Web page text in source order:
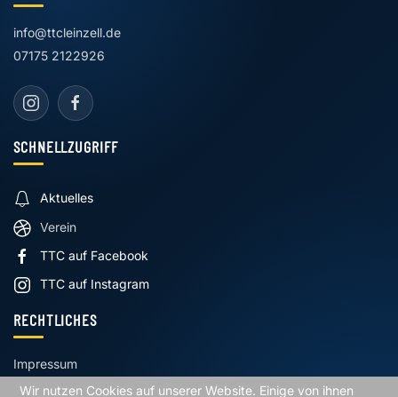
info@ttcleinzell.de
07175 2122926
SCHNELLZUGRIFF
Aktuelles
Verein
TTC auf Facebook
TTC auf Instagram
RECHTLICHES
Impressum
Datenschutz
Wir nutzen Cookies auf unserer Website. Einige von ihnen